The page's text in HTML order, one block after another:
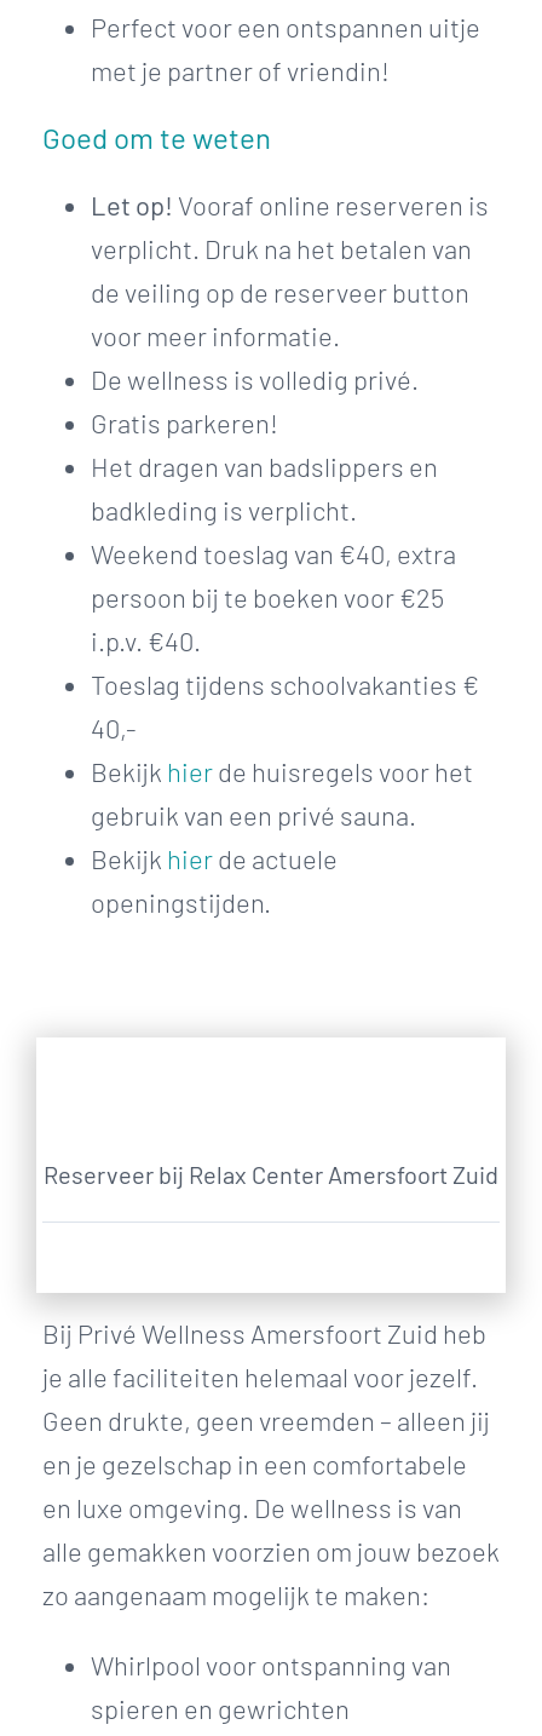
Perfect voor een ontspannen uitje
met je partner of vriendin!
Goed om te weten
Let op! Vooraf online reserveren is
verplicht. Druk na het betalen van
de veiling op de reserveer button
voor meer informatie.
De wellness is volledig privé.
Gratis parkeren!
Het dragen van badslippers en
badkleding is verplicht.
Weekend toeslag van €40, extra
persoon bij te boeken voor €25
i.p.v. €40.
Toeslag tijdens schoolvakanties €
40,-
Bekijk hierde huisregels voor het
gebruik van een privé sauna.
Bekijk hierde actuele
openingstijden.
Reserveer bij Relax Center Amersfoort Zuid
Bij Privé Wellness Amersfoort Zuid heb
je alle faciliteiten helemaal voor jezelf.
Geen drukte, geen vreemden – alleen jij
en je gezelschap in een comfortabele
en luxe omgeving. De wellness is van
alle gemakken voorzien om jouw bezoek
zo aangenaam mogelijk te maken:
Whirlpool voor ontspanning van
spieren en gewrichten